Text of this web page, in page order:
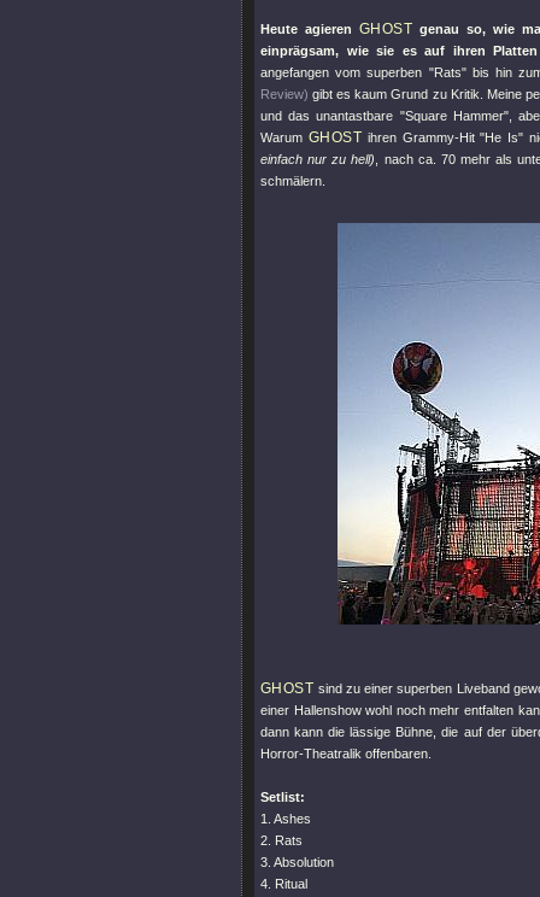
Heute agieren GHOST genau so, wie
einprägsam, wie sie es auf ihren
angefangen vom superben "Rats"bis hin
Review) gibt es kaum Grund zu Kritik. Meine
und das unantastbare "Square Hammer",
Warum GHOST ihren Grammy-Hit"He Is"
einfach nur zu hell)
, nach ca. 70 mehr als
schmälern.
GHOST sind zu einer superben Liveband
einer Hallenshow wohl noch mehr entfalten
dann kann die lässige Bühne, die auf der
Horror-Theatralik offenbaren.
Setlist:
1. Ashes
2. Rats
3. Absolution
4. Ritual